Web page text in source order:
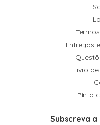
Entregas
Livro
Pinta
Subscreva a